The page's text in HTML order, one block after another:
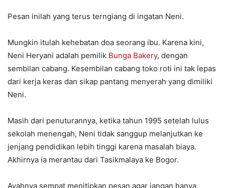
Pesan inilah yang terus terngiang di ingatan Neni.
Mungkin itulah kehebatan doa seorang ibu. Karena kini,
Neni Heryani adalah pemilik Bunga Bakery, dengan
sembilan cabang. Kesembilan cabang toko roti ini tak lepas
dari kerja keras dan sikap pantang menyerah yang dimiliki
Neni.
Masih dari penuturannya, ketika tahun 1995 setelah lulus
sekolah menengah, Neni tidak sanggup melanjutkan ke
jenjang pendidikan lebih tinggi karena masalah biaya.
Akhirnya ia merantau dari Tasikmalaya ke Bogor.
Ayahnya sempat menitipkan pesan agar jangan hanya